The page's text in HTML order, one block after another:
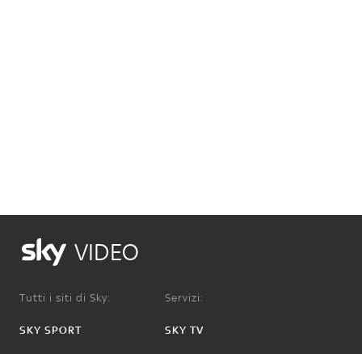
VIDEO
Tutti i siti di Sky:
SKY SPORT
Servizi:
SKY TV